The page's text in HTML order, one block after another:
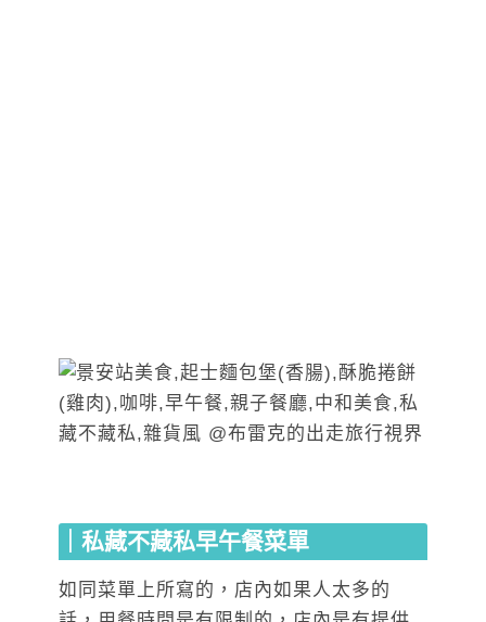
｜私藏不藏私早午餐菜單
如同菜單上所寫的，店內如果人太多的